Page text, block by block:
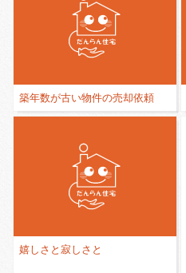
築年数が古い物件の売却依頼
嬉しさと寂しさと